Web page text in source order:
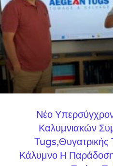
Νέο
Καλυμνιακών
Κάλυμνο Η